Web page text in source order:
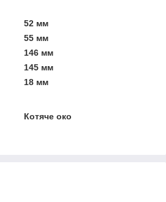
52 мм
55 мм
146 мм
145 мм
18 мм
Котяче око